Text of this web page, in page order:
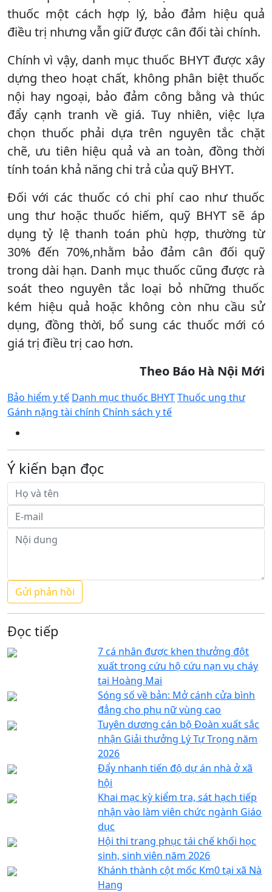
thuốc một cách hợp lý, bảo đảm hiệu quả
điều trị nhưng vẫn giữ được cân đối tài chính.
Chính vì vậy, danh mục thuốc BHYT được xây
dựng theo hoạt chất, không phân biệt thuốc
nội hay ngoại, bảo đảm công bằng và thúc
đẩy cạnh tranh về giá. Tuy nhiên, việc lựa
chọn thuốc phải dựa trên nguyên tắc chặt
chẽ, ưu tiên hiệu quả và an toàn, đồng thời
tính toán khả năng chi trả của quỹ BHYT.
Đối với các thuốc có chi phí cao như thuốc
ung thư hoặc thuốc hiếm, quỹ BHYT sẽ áp
dụng tỷ lệ thanh toán phù hợp, thường từ
30% đến 70%,nhằm bảo đảm cân đối quỹ
trong dài hạn. Danh mục thuốc cũng được rà
soát theo nguyên tắc loại bỏ những thuốc
kém hiệu quả hoặc không còn nhu cầu sử
dụng, đồng thời, bổ sung các thuốc mới có
giá trị điều trị cao hơn.
Theo Báo Hà Nội Mới
Bảo hiểm y tế Danh mục thuốc BHYTThuốc ung thư
Gánh nặng tài chính Chính sách y tế
Ý kiến bạn đọc
Đọc tiếp
7 cá nhân được khen thưởng đột
xuất trong cứu hộ cứu nạn vụ cháy
tại Hoàng Mai
Sóng số về bản: Mở cánh cửa bình
đẳng cho phụ nữ vùng cao
Tuyên dương cán bộ Đoàn xuất sắc
nhận Giải thưởng Lý Tự Trọng năm
2026
Đẩy nhanh tiến độ dự án nhà ở xã
hội
Khai mạc kỳ kiểm tra, sát hạch tiếp
nhận vào làm viên chức ngành Giáo
dục
Hội thi trang phục tái chế khối học
sinh, sinh viên năm 2026
Khánh thành cột mốc Km0 tại xã Nà
Hang